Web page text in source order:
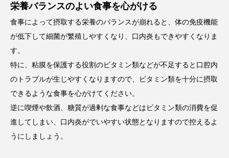
栄養バランスのよい食事を心がける
食事によって摂取する栄養のバランスが崩れると、体の免疫機能
が低下して細菌が繁殖しやすくなり、口内炎もできやすくなりま
す。
特に、粘膜を保護する役割のビタミン類などが不足すると口腔内
のトラブルが生じやすくなりますので、ビタミン類を十分に摂取
できるような食事を心がけてください。
逆に喫煙や飲酒、糖質が過剰な食事などはビタミン類の消費を促
進してしまい、口内炎がでいやすい状態となりますので控えるよ
うにしましょう。